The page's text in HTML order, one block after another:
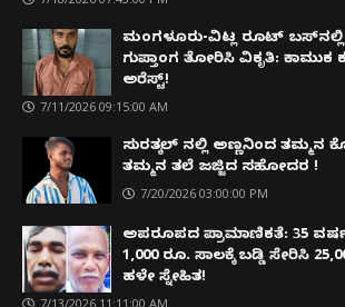
ಮಂಗಳೂರು-ವಿಟ್ಲ ರೂಟ್
ಗುಪ್ತಾಂಗ ತೋರಿಸಿ ವಿಕೃತಿ:
ಅರೆಸ್ಟ್!
7/11/2026 09:15:00 AM
ಸುರತ್ಕಲ್ ನಲ್ಲಿ ಅಣ್ಣನಿಂದ ತಮ್ಮನ
ತಮ್ಮನ ತಲೆ ಜಜ್ಜಿದ ಸಹೋದರ !
7/20/2026 03:00:00 PM
ಅಪರೂಪದ ಪ್ರಾಮಾಣಿಕತೆ: 35
1,000 ರೂ. ಸಾಲಕ್ಕೆ ಬಡ್ಡಿ ಸೇರಿಸಿ
ಹಳೇ ಸ್ನೇಹಿತ!
7/13/2026 11:11:00 AM